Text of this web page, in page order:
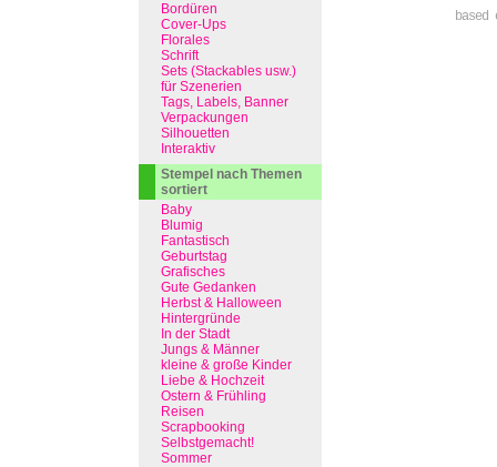
Bordüren
Cover-Ups
Florales
Schrift
Sets (Stackables usw.)
für Szenerien
Tags, Labels, Banner
Verpackungen
Silhouetten
Interaktiv
Stempel nach Themen
sortiert
Baby
Blumig
Fantastisch
Geburtstag
Grafisches
Gute Gedanken
Herbst & Halloween
Hintergründe
In der Stadt
Jungs & Männer
kleine & große Kinder
Liebe & Hochzeit
Ostern & Frühling
Reisen
Scrapbooking
Selbstgemacht!
Sommer